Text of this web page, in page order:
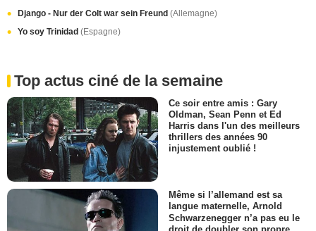
Django - Nur der Colt war sein Freund (Allemagne)
Yo soy Trinidad (Espagne)
Top actus ciné de la semaine
Ce soir entre amis : Gary
Oldman, Sean Penn et Ed
Harris dans l'un des meilleurs
thrillers des années 90
injustement oublié !
Même si l’allemand est sa
langue maternelle, Arnold
Schwarzenegger n’a pas eu le